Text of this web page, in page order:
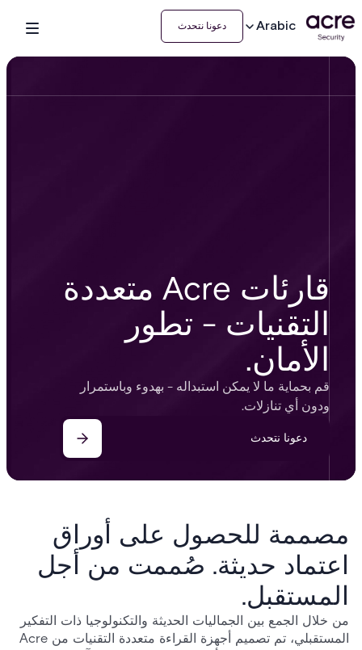
Arabic دعونا نتحدث
قارئات Acre متعددة
التقنيات - تطور
الأمان.
قم بحماية ما لا يمكن استبداله - بهدوء وباستمرار
ودون أي تنازلات.
دعونا نتحدث
مصممة للحصول على أوراق
اعتماد حديثة. صُممت من أجل
المستقبل.
من خلال الجمع بين الجماليات الحديثة والتكنولوجيا ذات التفكير
المستقبلي، تم تصميم أجهزة القراءة متعددة التقنيات من Acre